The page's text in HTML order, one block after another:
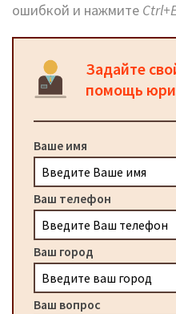
ошибкой и нажмите
Задайте
помощь
Ваше имя
Ваш телефон
Ваш город
Ваш вопрос